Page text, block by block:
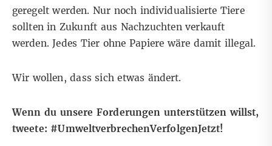
geregelt werden. Nur noch individualisierte Tiere
sollten in Zukunft aus Nachzuchten verkauft
werden. Jedes Tier ohne Papiere wäre damit illegal.
Wir wollen, dass sich etwas ändert.
Wenn du unsere Forderungen unterstützen willst,
tweete: #UmweltverbrechenVerfolgenJetzt!